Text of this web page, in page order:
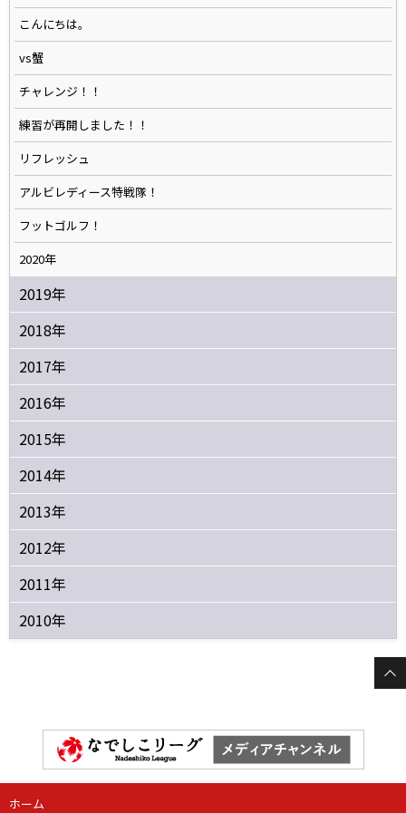
こんにちは。
vs蟹
チャレンジ！！
練習が再開しました！！
リフレッシュ
アルビレディース特戦隊！
フットゴルフ！
2020年
2019年
2018年
2017年
2016年
2015年
2014年
2013年
2012年
2011年
2010年
ホーム